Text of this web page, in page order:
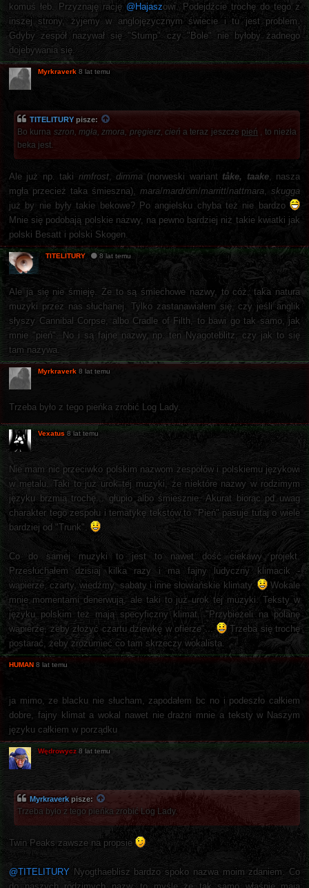
komuś łeb. Przyznaję rację @Hajaszowi. Podejdźcie trochę do tego z
inszej strony, żyjemy w anglojęzycznym świecie i tu jest problem.
Gdyby zespół nazywał się "Stump" czy "Bole" nie byłoby żadnego
dojebywania się.
Myrkraverk 8 lat temu
TITELITURY pisze:
Bo kurna szron, mgła, zmora, pręgierz, cień a teraz jeszcze pień , to niezła
beka jest.
Ale już np. taki rimfrost,dimma (norweski wariant tåke, taake, nasza
mgła przecież taka śmieszna), mara/mardröm/marritt/nattmara
skugga
już by nie były takie bekowe? Po angielsku chyba też nie bardzo
Mnie się podobają polskie nazwy, na pewno bardziej niż takie kwiatki jak
polski Besatt i polski Skogen.
TITELITURY 8 lat temu
Ale ja się nie śmieję. Że to są śmiechowe nazwy, to cóż, taka natura
muzyki przez nas słuchanej. Tylko zastanawiałem się, czy jeśli anglik
słyszy Cannibal Corpse, albo Cradle of Filth, to bawi go tak samo, jak
mnie "pień". No i są fajne nazwy, np. ten Nyagoteblitz, czy jak to się
tam nazywa.
Myrkraverk 8 lat temu
Trzeba było z tego pieńka zrobić Log Lady.
Vexatus 8 lat temu
Nie mam nic przeciwko polskim nazwom zespołów i polskiemu językowi
w metalu. Taki to już urok tej muzyki, że niektóre nazwy w rodzimym
języku brzmią trochę... głupio albo śmiesznie. Akurat biorąc pd uwag
charakter tego zespołu i tematykę tekstów to "Pień" pasuje tutaj o wiele
bardziej od "Trunk".
Co do samej muzyki to jest to nawet dość ciekawy projekt.
Przesłuchałem dzisiaj kilka razy i ma fajny ludyczny klimacik -
wąpierze, czarty, wiedźmy, sabaty i inne słowiańskie klimaty.
Wokale
mnie momentami denerwują, ale taki to już urok tej muzyki. Teksty w
języku polskim też mają specyficzny klimat. "Przybieżeli na polanę
wąpierze, żeby złożyć czartu dziewkę w ofierze"...
Trzeba się trochę
postarać, żeby zrozumieć co tam skrzeczy wokalista.
HUMAN 8 lat temu
ja mimo, ze blacku nie słucham, zapodałem bc no i podeszło całkiem
dobre, fajny klimat a wokal nawet nie drażni mnie a teksty w Naszym
języku całkiem w porządku
Wędrowycz 8 lat temu
Myrkraverkpisze:
Trzeba było z tego pieńka zrobić Log Lady.
Twin Peaks zawsze na propsie
@TITELITURY Nyogthaeblisz bardzo spoko nazwa moim zdaniem. Co